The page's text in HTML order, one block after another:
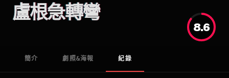
盧根急轉彎
8.6
簡介 劇照&海報 紀錄